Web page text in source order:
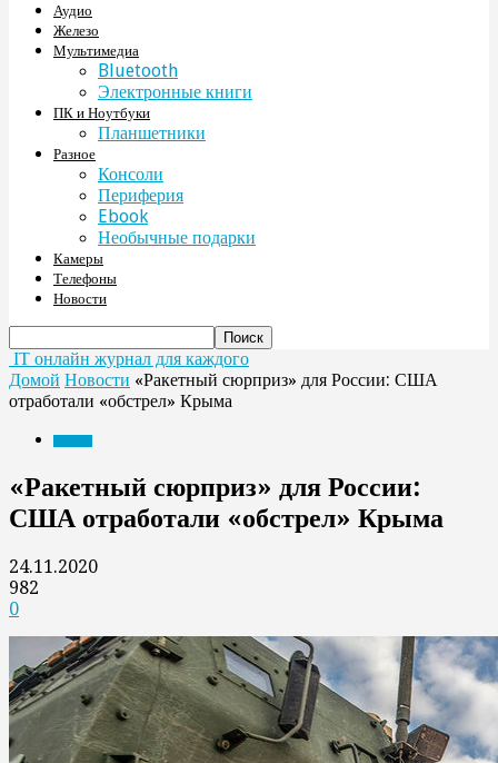
Аудио
Железо
Мультимедиа
Bluetooth
Электронные книги
ПК и Ноутбуки
Планшетники
Разное
Консоли
Периферия
Ebook
Необычные подарки
Камеры
Телефоны
Новости
IT онлайн журнал для каждого
Домой Новости «Ракетный сюрприз» для России: США
отработали «обстрел» Крыма
«Ракетный сюрприз» для России:
США отработали «обстрел» Крыма
24.11.2020
982
0